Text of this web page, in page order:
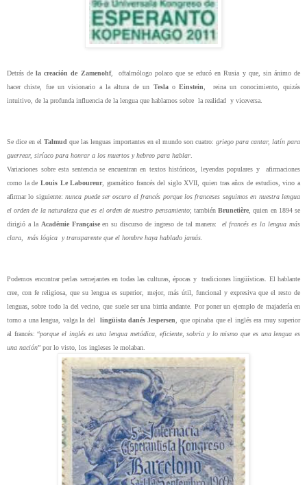
Detrás dela creación de Zamenohf,
oftalmólogo polaco que se educó en Rusia y que, sin ánimo de
hacer chiste, fue un visionario a la altura de un TeslaoEinstein
, reina un conocimiento, quizás
intuitivo, de la profunda influencia de la lengua que hablamos sobre la realidad y viceversa.
Se dice en el Talmud que las lenguas importantes en el mundo son cuatro: griego para cantar, latín para
guerrear, siríaco para honrar a los muertos y hebreo para hablar
Variaciones sobre esta sentencia se encuentran en textos históricos, leyendas populares y afirmaciones
como la de Louis Le Laboureur, gramático francés del siglo XVII, quien tras años de estudios, vino a
afirmar lo siguiente:nunca puede ser oscuro el francés porque los franceses seguimos en nuestra lengua
el orden de la naturaleza que es el orden de nuestro pensamiento; tambiénBrunetière quien en 1894 se
dirigió a la Académie Françaiseen su discurso de ingreso de tal manera:
el francés es la lengua más
clara,
más lógica y transparente que el hombre haya hablado jamás
Podemos encontrar perlas semejantes en todas las culturas, épocas y
tradiciones lingüísticas. El hablante
cree, con fe religiosa, que su lengua es superior, mejor, más útil, funcional y expresiva que el resto de
lenguas, sobre todo la del vecino, que suele ser una birria andante. Por poner un ejemplo de majadería en
torno a una lengua, valga la del
lingüista danés Jespersen
, que opinaba que el inglés era muy superior
al francés: “porque el inglés es una lengua metódica, eficiente, sobria y lo mismo que es una lengua es
una nación” por lo visto, los ingleses le molaban.